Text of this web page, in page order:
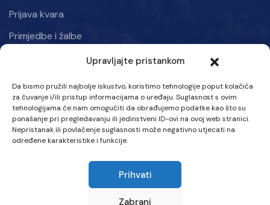
Upravljajte pristankom
Da bismo pružili najbolje iskustvo, koristimo tehnologije poput kolačića
za čuvanje i/ili pristup informacijama o uređaju. Suglasnost s ovim
tehnologijama će nam omogućiti da obrađujemo podatke kao što su
ponašanje pri pregledavanju ili jedinstveni ID-ovi na ovoj web stranici.
Nepristanak ili povlačenje suglasnosti može negativno utjecati na
određene karakteristike i funkcije.
Prihvati
Zabrani
Prijava kvara
Primjedbe i žalbe
Kraljice mira 50, Kiseljak 71250
Ponedjeljak – Petak: 07:00 – 15:30 h
Tel :